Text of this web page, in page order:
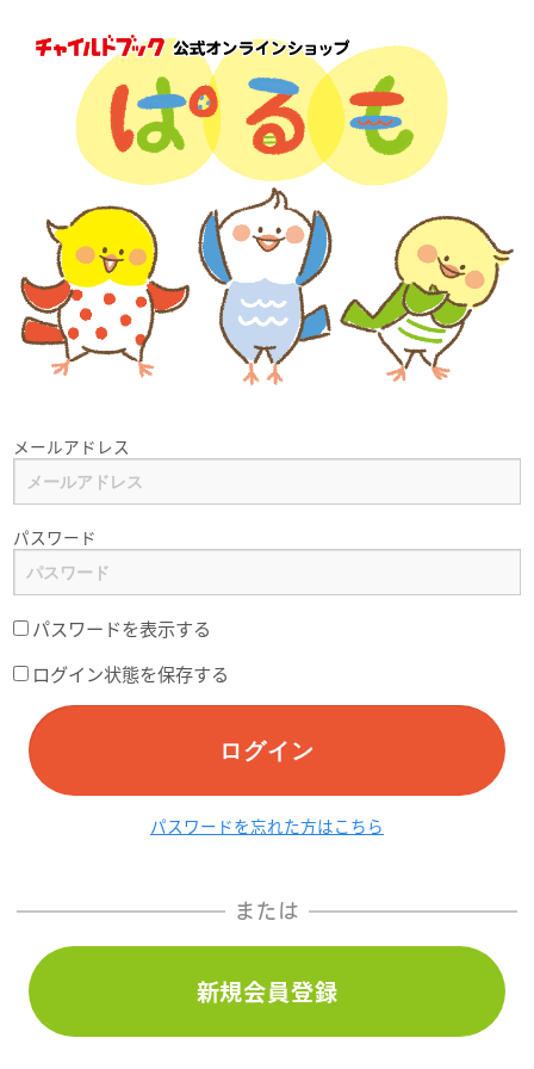
メールアドレス
パスワード
パスワードを表示する
ログイン状態を保存する
ログイン
パスワードを忘れた方はこちら
または
新規会員登録